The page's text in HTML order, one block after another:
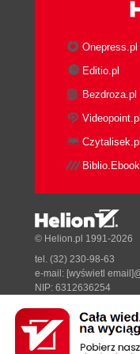
Dodatek B
Dodatek C
Skorowidz (431)
Onepress.pl
Editio.pl
Bezdroza.pl
Videopoint.pl
Czytalisek.pl
Designed with ♥ by
© Helion.pl 1991-2026
tel. (32) 230-98-63
e-mail: [wyświetl
NIP: 6312636254